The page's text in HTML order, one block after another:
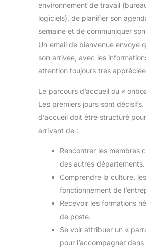
environnement de travail
logiciels), de planifier son
semaine et de communiquer
Un email de bienvenue envoyé
son arrivée, avec les
attention toujours très
Le parcours d’accueil ou «
Les premiers jours sont
d’accueil doit être structuré
arrivant de :
Rencontrer les membres
des autres départements.
Comprendre la culture,
fonctionnement de
Recevoir les formations
de poste.
Se voir attribuer un «
pour l’accompagner